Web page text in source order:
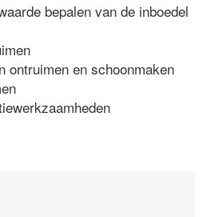
bepalen van de inboedel
ontruimen en schoonmaken